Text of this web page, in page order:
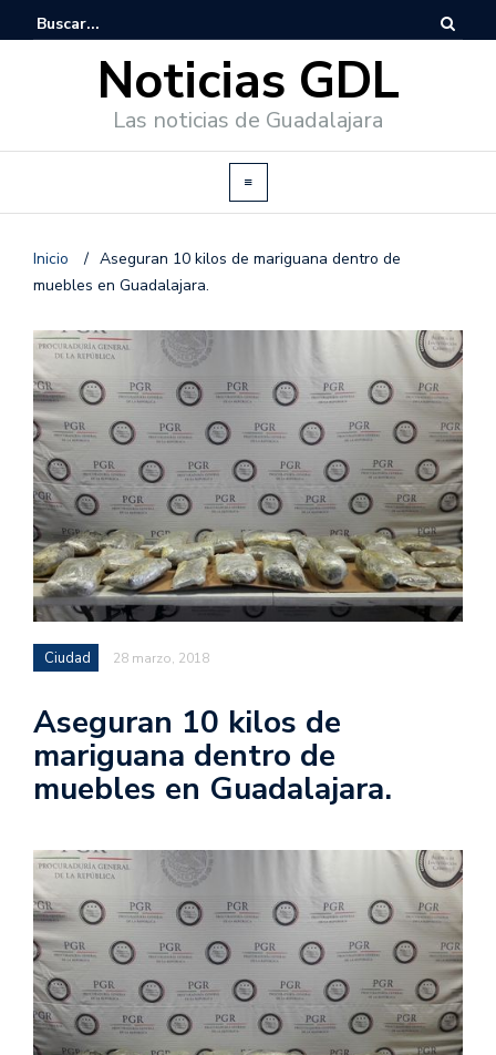
Noticias GDL
Las noticias de Guadalajara
Inicio / Aseguran 10 kilos de mariguana dentro de
muebles en Guadalajara.
Ciudad 28 marzo, 2018
Aseguran 10 kilos de
mariguana dentro de
muebles en Guadalajara.